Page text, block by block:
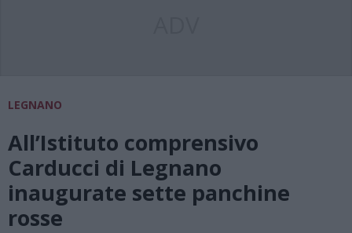
LEGNANO
All’Istituto comprensivo
Carducci di Legnano
inaugurate sette panchine
rosse